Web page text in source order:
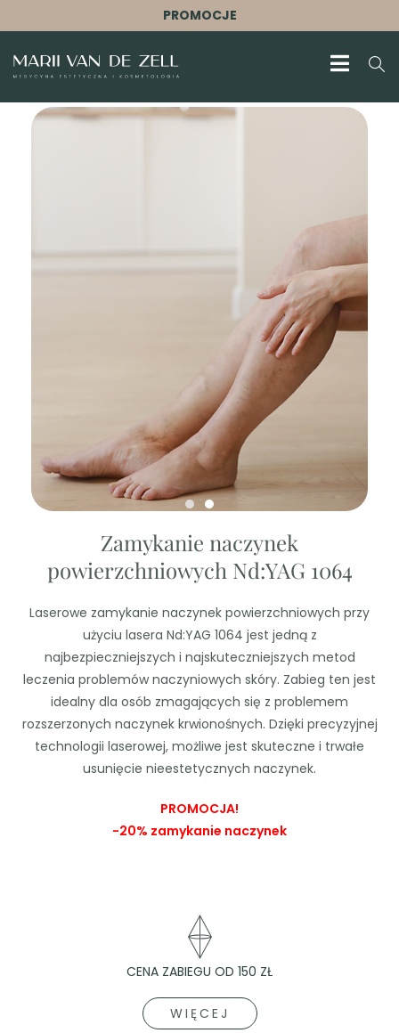
PROMOCJE
Zamykanie naczynek
powierzchniowych Nd:YAG 1064
Laserowe zamykanie naczynek powierzchniowych przy
użyciu lasera Nd:YAG 1064 jest jedną z
najbezpieczniejszych i najskuteczniejszych metod
leczenia problemów naczyniowych skóry. Zabieg ten jest
idealny dla osób zmagających się z problemem
rozszerzonych naczynek krwionośnych. Dzięki precyzyjnej
technologii laserowej, możliwe jest skuteczne i trwałe
usunięcie nieestetycznych naczynek.
PROMOCJA!
-20% zamykanie naczynek
CENA ZABIEGU OD 150 ZŁ
WIĘCEJ